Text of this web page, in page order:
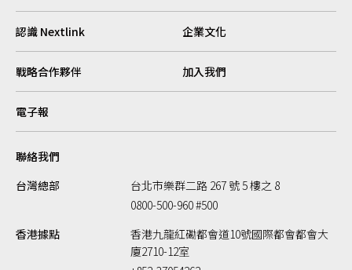
認識 Nextlink 企業文化
戰略合作夥伴 加入我們
電子報
聯絡我們
台灣總部
台北市樂群二路 267 號 5 樓之 8
0800-500-960 #500
香港據點
香港九龍紅磡都會道10號國際都會都會大
廈2710-12室